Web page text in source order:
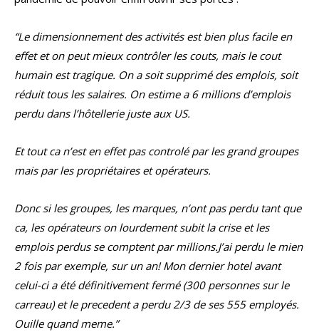
“Le dimensionnement des activités est bien plus facile en
effet et on peut mieux contrôler les couts, mais le cout
humain est tragique. On a soit supprimé des emplois, soit
réduit tous les salaires. On estime a 6 millions d’emplois
perdu dans l’hôtellerie juste aux US.
Et tout ca n’est en effet pas controlé par les grand groupes
mais par les propriétaires et opérateurs.
Donc si les groupes, les marques, n’ont pas perdu tant que
ca, les opérateurs on lourdement subit la crise et les
emplois perdus se comptent par millions.J’ai perdu le mien
2 fois par exemple, sur un an! Mon dernier hotel avant
celui-ci a été définitivement fermé (300 personnes sur le
carreau) et le precedent a perdu 2/3 de ses 555 employés.
Ouille quand meme.”